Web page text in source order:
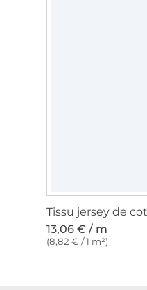
Tissu jersey de
13,06 € / m
(8,82 € / 1 m²)